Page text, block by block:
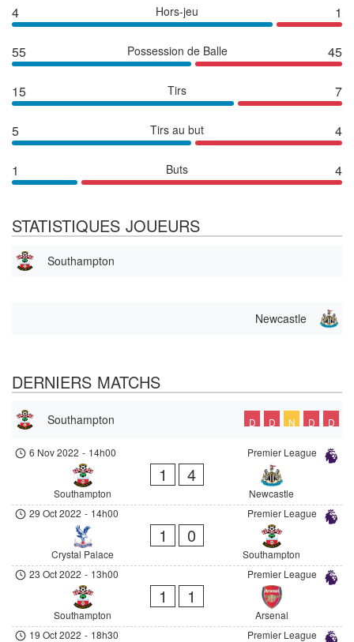
4 Hors-jeu 1
55 Possession de Balle 45
15 Tirs 7
5 Tirs au but 4
1 Buts 4
STATISTIQUES JOUEURS
Southampton
Newcastle
DERNIERS MATCHS
Southampton D D N D D
Premier League
6 Nov 2022 - 14h00
Southampton
1 4
Newcastle
Premier League
29 Oct 2022 - 14h00
Crystal Palace
1 0
Southampton
Premier League
23 Oct 2022 - 13h00
Southampton
1 1
Arsenal
Premier League
19 Oct 2022 - 18h30